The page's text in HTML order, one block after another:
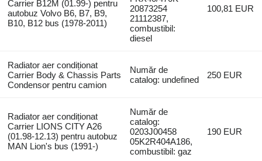
Carrier B12M (01.99-) pentru
autobuz Volvo B6, B7, B9,
B10, B12 bus (1978-2011)
20873254
21112387,
combustibil:
diesel
100,81 EUR
Radiator aer condiționat
Carrier Body & Chassis Parts
Condensor pentru camion
Număr de
catalog: undefined
250 EUR
Radiator aer condiționat
Carrier LIONS CITY A26
(01.98-12.13) pentru autobuz
MAN Lion's bus (1991-)
Număr de
catalog:
0203J00458
05K2R404A186,
combustibil: gaz
190 EUR